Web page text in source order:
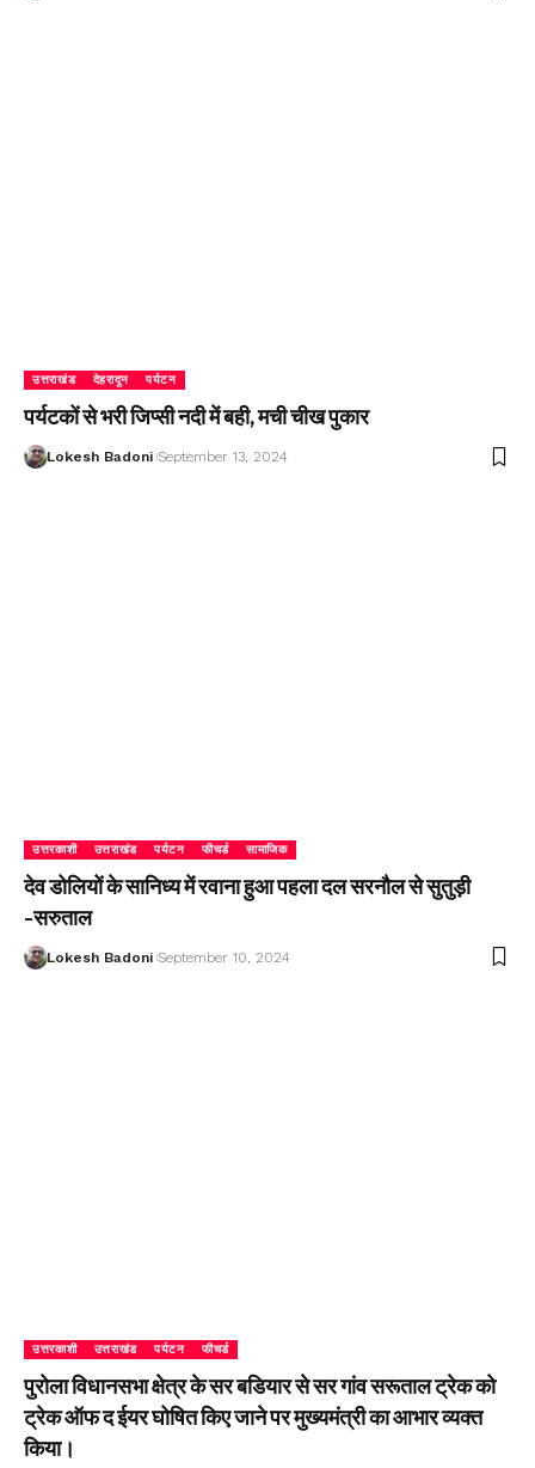
उत्तराखंड देहरादून पर्यटन
पर्यटकों से भरी जिप्सी नदी में बही, मची चीख पुकार
Lokesh Badoni September 13, 2024
उत्तरकाशी उत्तराखंड पर्यटन फीचर्ड सामाजिक
देव डोलियों के सानिध्य में रवाना हुआ पहला दल सरनौल से सुतुड़ी
-सरुताल
Lokesh Badoni September 10, 2024
उत्तरकाशी उत्तराखंड पर्यटन फीचर्ड
पुरोला विधानसभा क्षेत्र के सर बडियार से सर गांव सरूताल ट्रेक को
ट्रेक ऑफ द ईयर घोषित किए जाने पर मुख्यमंत्री का आभार व्यक्त
किया।